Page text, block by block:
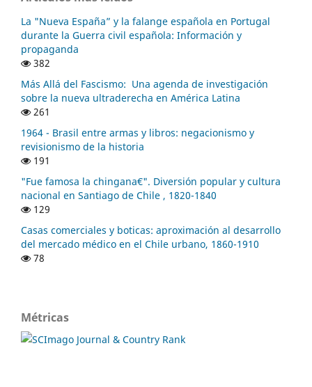
La "Nueva España” y la falange española en Portugal
durante la Guerra civil española: Información y
propaganda
382
Más Allá del Fascismo: Una agenda de investigación
sobre la nueva ultraderecha en América Latina
261
1964 - Brasil entre armas y libros: negacionismo y
revisionismo de la historia
191
"Fue famosa la chingana€". Diversión popular y cultura
nacional en Santiago de Chile , 1820-1840
129
Casas comerciales y boticas: aproximación al desarrollo
del mercado médico en el Chile urbano, 1860-1910
78
Métricas